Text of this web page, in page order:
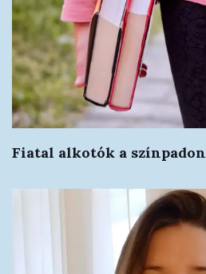
Fiatal alkotók a színpadon